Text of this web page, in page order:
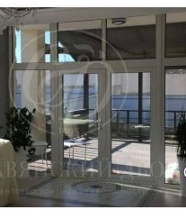
показать ещё 33